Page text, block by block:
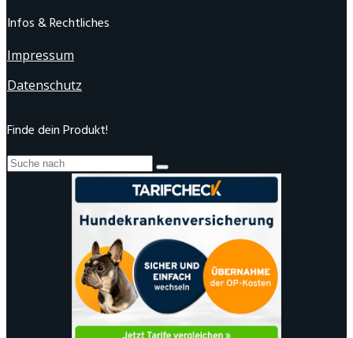
Infos & Rechtliches
Impressum
Datenschutz
Finde dein Produkt!